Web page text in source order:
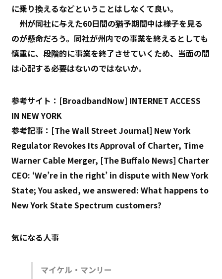
に乗り換えるなどということはしなくて良い。
州が同社に与えた60日間の猶予期間中は様子を見る
のが懸命だろう。同社が州内での事業を終えるとしても
慎重に、段階的に事業を終了させていくため、当面の間
は心配する必要はないのではないか。
参考サイト：[BroadbandNow] INTERNET ACCESS
IN NEW YORK
参考記事：[The Wall Street Journal] New York
Regulator Revokes Its Approval of Charter, Time
Warner Cable Merger, [The Buffalo News] Charter
CEO: ‘We’re in the right’ in dispute with New York
State; You asked, we answered: What happens to
New York State Spectrum customers?
気になる人事
マイケル・マンリー